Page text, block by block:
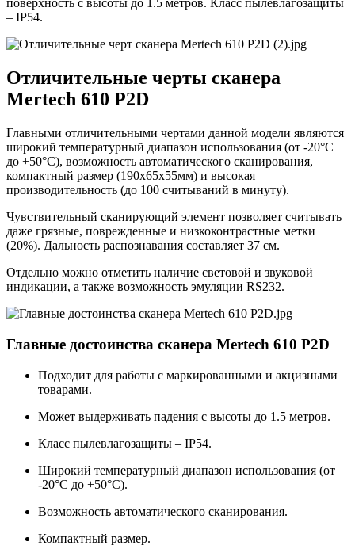
поверхность с высоты до 1.5 метров. Класс пылевлагозащиты
– IP54.
Отличительные черты сканера
Mertech 610 P2D
Главными отличительными чертами данной модели являются
широкий температурный диапазон использования (от -20°С
до +50°С), возможность автоматического сканирования,
компактный размер (190х65х55мм) и высокая
производительность (до 100 считываний в минуту).
Чувствительный сканирующий элемент позволяет считывать
даже грязные, поврежденные и низкоконтрастные метки
(20%). Дальность распознавания составляет 37 см.
Отдельно можно отметить наличие световой и звуковой
индикации, а также возможность эмуляции RS232.
Главные достоинства сканера Mertech 610 P2D
Подходит для работы с маркированными и акцизными
товарами.
Может выдерживать падения с высоты до 1.5 метров.
Класс пылевлагозащиты – IP54.
Широкий температурный диапазон использования (от
-20°С до +50°С).
Возможность автоматического сканирования.
Компактный размер.